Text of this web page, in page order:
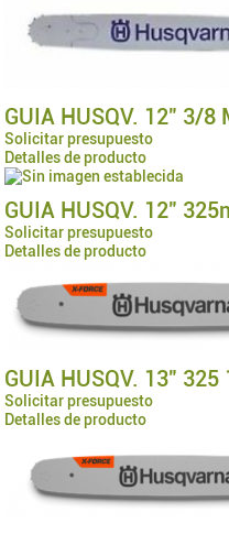
GUIA HUSQV. 12" 3/8
Solicitar presupuesto
Detalles de producto
GUIA HUSQV. 12"
Solicitar presupuesto
Detalles de producto
GUIA HUSQV. 13" 325
Solicitar presupuesto
Detalles de producto